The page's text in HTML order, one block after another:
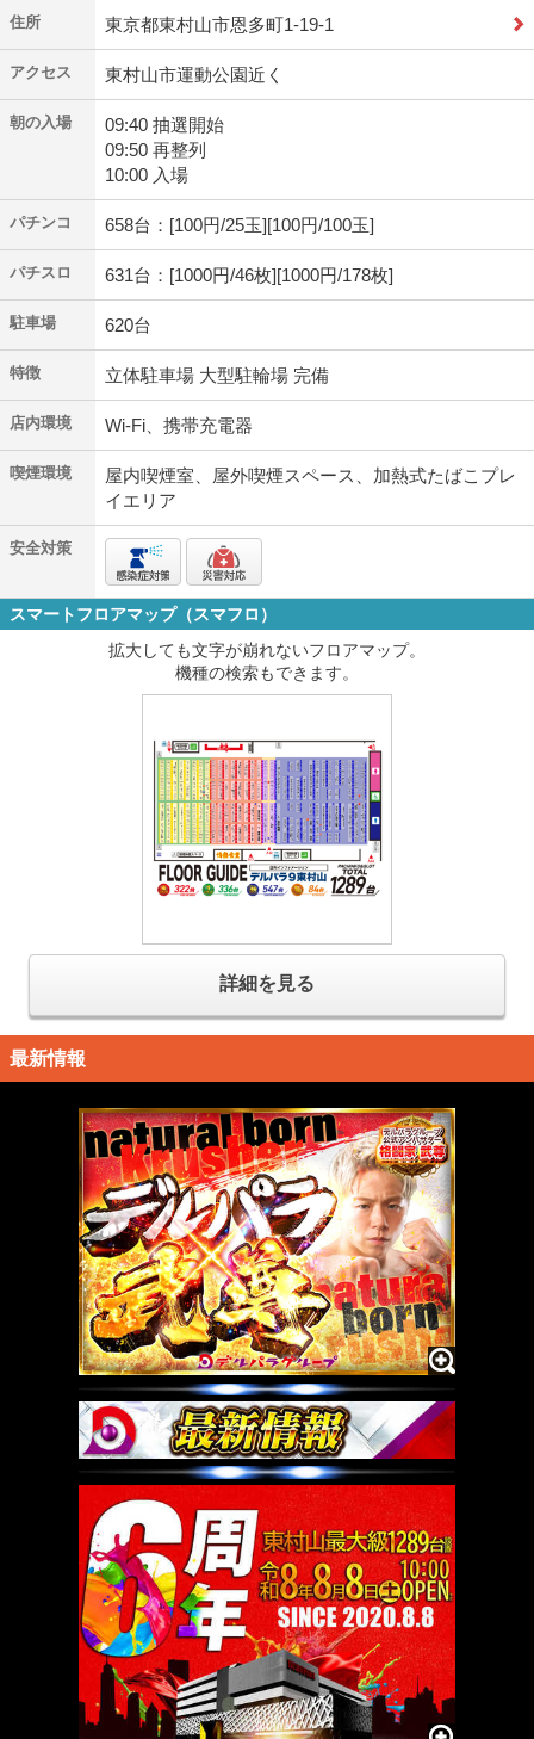
住所 東京都東村山市恩多町1-19-1
アクセス 東村山市運動公園近く
朝の入場
09:40 抽選開始
09:50 再整列
10:00 入場
パチンコ 658台：[100円/25玉][100円/100玉]
パチスロ 631台：[1000円/46枚][1000円/178枚]
駐車場 620台
特徴 立体駐車場 大型駐輪場 完備
店内環境 Wi-Fi、携帯充電器
喫煙環境
屋内喫煙室、屋外喫煙スペース、加熱式たばこプレ
イエリア
安全対策
スマートフロアマップ（スマフロ）
拡大しても文字が崩れないフロアマップ。
機種の検索もできます。
詳細を見る
最新情報